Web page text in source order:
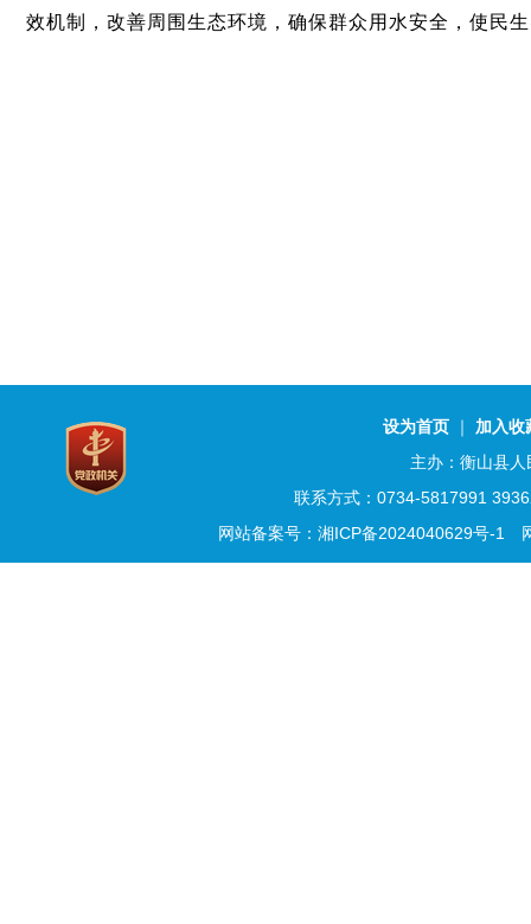
效机制
， 改善周围生态环境 ， 确保群众用水安全 ， 使民
设为首页 ｜ 加入收
主办：衡山县
联系方式：0734-5817991
网站备案号：湘ICP备2024040629号-1